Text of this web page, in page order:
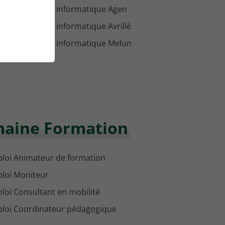
Formateur informatique Agen
Formateur informatique Avrillé
Formateur informatique Melun
Formation
Animateur de formation
Moniteur
Consultant en mobilité
Coordinateur pédagogique